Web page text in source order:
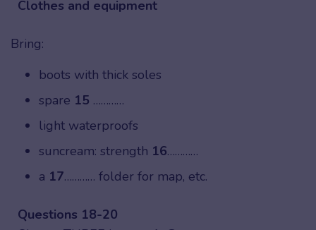
Clothes and equipment
Bring:
boots with thick soles
spare 15 …………
light waterproofs
suncream: strength 16…………
a 17………… folder for map, etc.
Questions 18-20